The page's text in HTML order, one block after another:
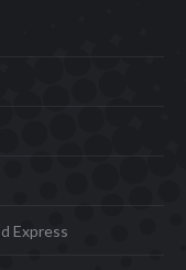
Express